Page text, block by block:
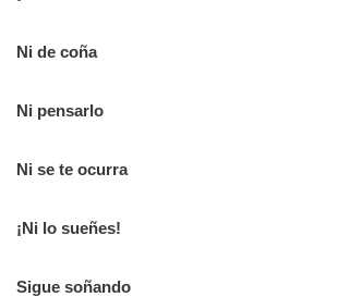
Ni de coña
Ni pensarlo
Ni se te ocurra
¡Ni lo sueñes!
Sigue soñando